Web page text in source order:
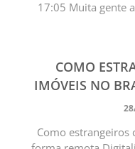
17:05 Muita gente
COMO
IMÓVEIS NO
Como